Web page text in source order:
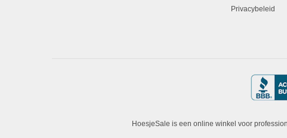
Privacybeleid
HoesjeSale is een online winkel voor